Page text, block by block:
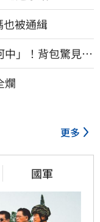
被通緝
中」！背包驚見
爛
更多
國軍